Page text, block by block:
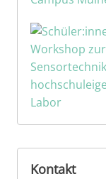
Kontakt